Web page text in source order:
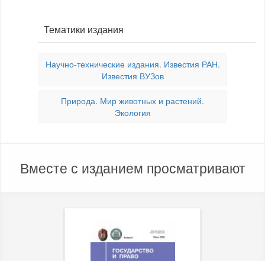
Тематики издания
Научно-технические издания. Известия РАН.
Известия ВУЗов
Природа. Мир животных и растений.
Экология
Вместе с изданием просматривают